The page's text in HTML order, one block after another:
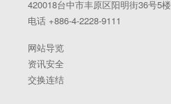
420018台中市丰原区阳明街36号5楼
电话 +886-4-2228-9111
网站导览
资讯安全
交换连结